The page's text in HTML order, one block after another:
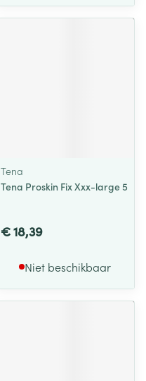
Tena
Tena Proskin Fix Xxx-large 5
€ 18,39
Niet beschikbaar